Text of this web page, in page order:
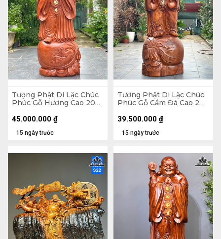
Tượng Phật Di Lặc Chúc
Phúc Gỗ Hương Cao 200
15 ngày trước
45.000.000 ₫
Tượng Phật Di Lặc Chúc
Phúc Gỗ Cẩm Đá Cao 200
15 ngày trước
39.500.000 ₫